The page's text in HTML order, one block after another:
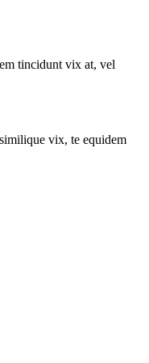
tincidunt vix at, vel
vix, te equidem